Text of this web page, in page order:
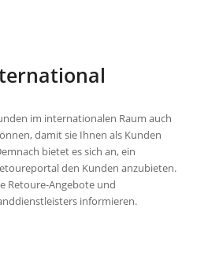
im internationalen Raum auch
damit sie Ihnen als Kunden
bietet es sich an, ein
den Kunden anzubieten.
Retoure-Angebote und
informieren.